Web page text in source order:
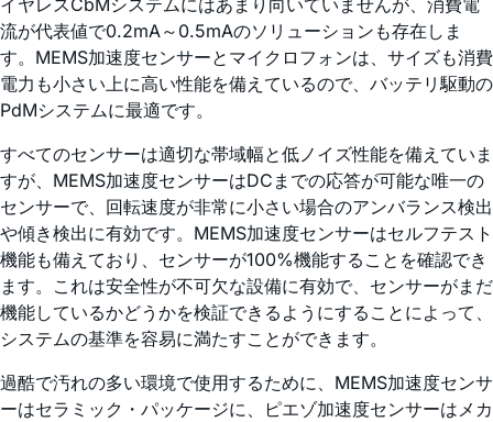
流が代表値で0.2mA～0.5mAのソリューションも存在しま
す。MEMS加速度センサーとマイクロフォンは、サイズも消費
電力も小さい上に高い性能を備えているので、バッテリ駆動の
PdMシステムに最適です。
すべてのセンサーは適切な帯域幅と低ノイズ性能を備えていま
すが、MEMS加速度センサーはDCまでの応答が可能な唯一の
センサーで、回転速度が非常に小さい場合のアンバランス検出
や傾き検出に有効です。MEMS加速度センサーはセルフテスト
機能も備えており、センサーが100%機能することを確認でき
ます。これは安全性が不可欠な設備に有効で、センサーがまだ
機能しているかどうかを検証できるようにすることによって、
システムの基準を容易に満たすことができます。
過酷で汚れの多い環境で使用するために、MEMS加速度センサ
ーはセラミック・パッケージに、ピエゾ加速度センサーはメカ